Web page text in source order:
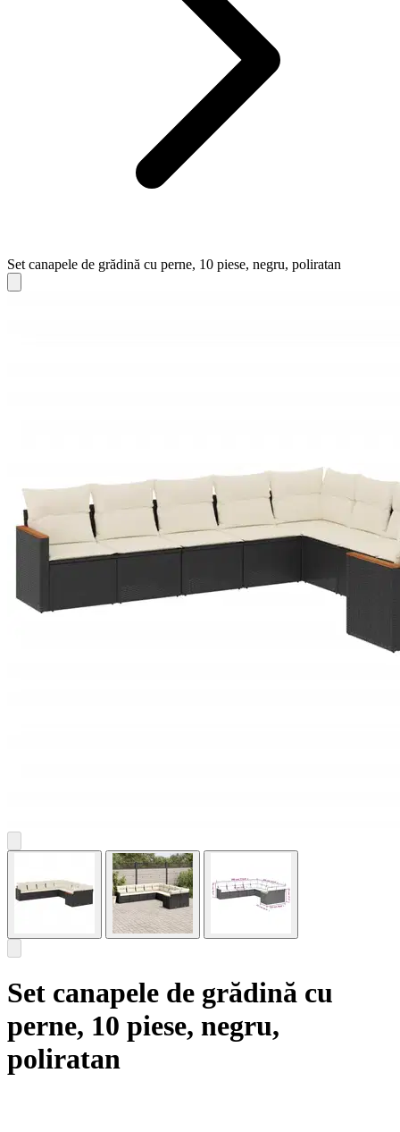
Set canapele de grădină cu perne, 10 piese, negru, poliratan
Set canapele de grădină cu
perne, 10 piese, negru,
poliratan